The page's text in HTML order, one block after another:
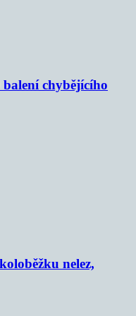
chybějícího
nelez,